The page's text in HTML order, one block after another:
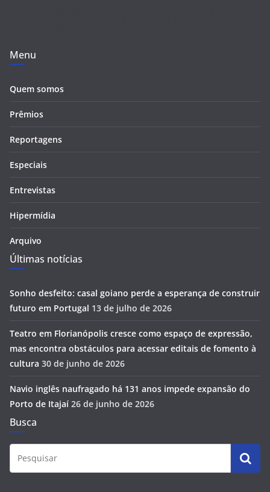
Menu
Quem somos
Prêmios
Reportagens
Especiais
Entrevistas
Hipermídia
Arquivo
Últimas notícias
Sonho desfeito: casal goiano perde a esperança de construir
futuro em Portugal 13 de julho de 2026
Teatro em Florianópolis cresce como espaço de expressão,
mas encontra obstáculos para acessar editais de fomento à
cultura 30 de junho de 2026
Navio inglês naufragado há 131 anos impede expansão do
Porto de Itajaí 26 de junho de 2026
Busca